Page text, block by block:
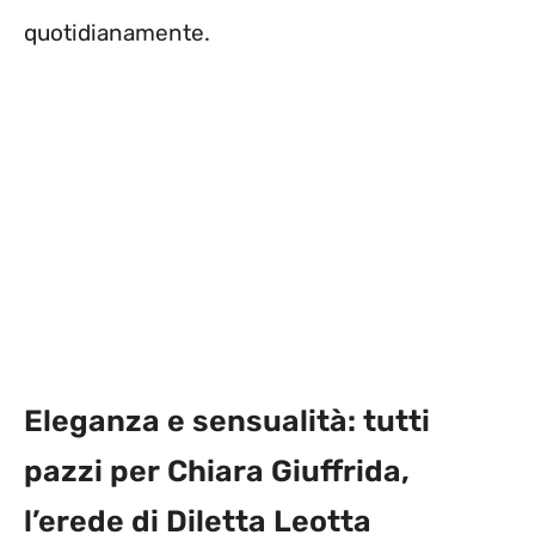
quotidianamente.
Eleganza e sensualità: tutti
pazzi per Chiara Giuffrida,
l’erede di Diletta Leotta